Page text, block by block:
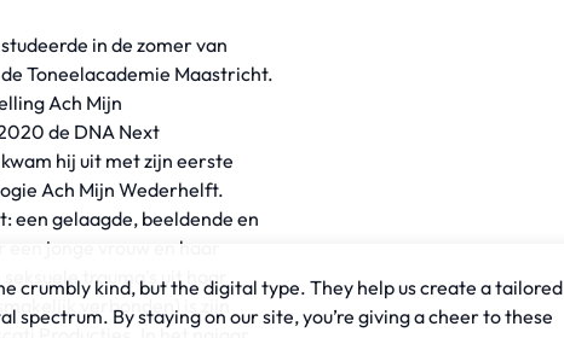
in de zomer van
Toneelacademie Maastricht.
Ach Mijn
de DNA Next
hij uit met zijn eerste
Ach Mijn Wederhelft.
een gelaagde, beeldende en
jonge vrouw en haar
trauma's uit haar
verbonden) is zijn
crumbly kind, but the digital type. They help us create a tailored
By staying on our site, you’re giving a cheer to these